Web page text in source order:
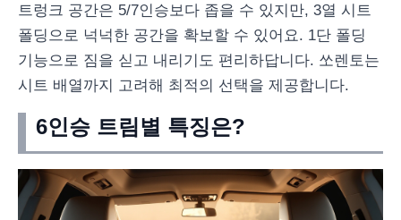
트렁크 공간은 5/7인승보다 좁을 수 있지만, 3열 시트
폴딩으로 넉넉한 공간을 확보할 수 있어요. 1단 폴딩
기능으로 짐을 싣고 내리기도 편리하답니다. 쏘렌토는
시트 배열까지 고려해 최적의 선택을 제공합니다.
6인승 트림별 특징은?